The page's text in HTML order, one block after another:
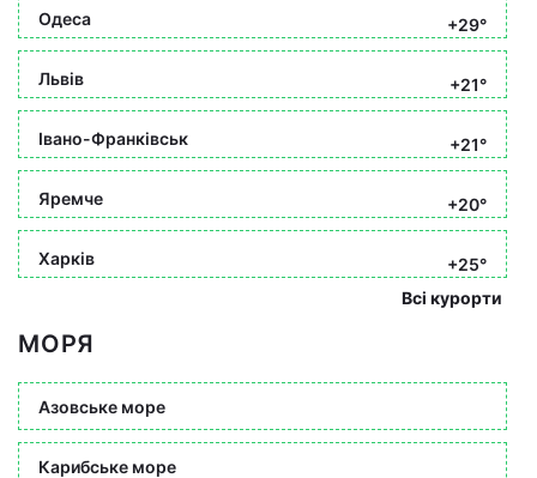
Одеса +29°
Львів +21°
Івано-Франківськ +21°
Яремче +20°
Харків
+25°
Всі курорти
МОРЯ
Азовське море
Карибське море